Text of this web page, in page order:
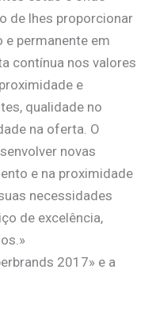
de lhes proporcionar
permanente em
contínua nos valores
e
qualidade no
na oferta. O
novas
e na proximidade
necessidades
de excelência,
2017» e a